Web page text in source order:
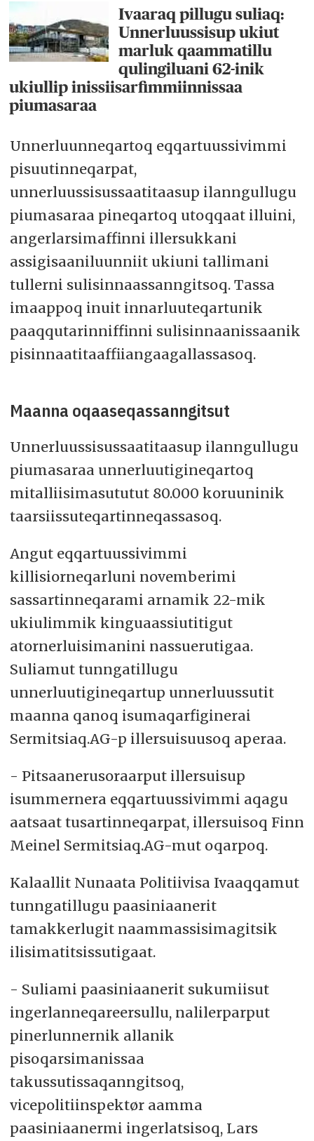
Ivaaraq pillugu suliaq:
Unnerluussisup ukiut
marluk qaammatillu
qulingiluani 62-inik
ukiullip inissiisarfimmiinnissaa
piumasaraa
Unnerluunneqartoq eqqartuussivimmi
pisuutinneqarpat,
unnerluussisussaatitaasup ilanngullugu
piumasaraa pineqartoq utoqqaat illuini,
angerlarsimaffinni illersukkani
assigisaaniluunniit ukiuni tallimani
tullerni sulisinnaassanngitsoq. Tassa
imaappoq inuit innarluuteqartunik
paaqqutarinniffinni sulisinnaanissaanik
pisinnaatitaaffiiangaagallassasoq.
Maanna oqaaseqassanngitsut
Unnerluussisussaatitaasup ilanngullugu
piumasaraa unnerluutigineqartoq
mitalliisimasututut 80.000 koruuninik
taarsiissuteqartinneqassasoq.
Angut eqqartuussivimmi
killisiorneqarluni novemberimi
sassartinneqarami arnamik 22-mik
ukiulimmik kinguaassiutitigut
atornerluisimanini nassuerutigaa.
Suliamut tunngatillugu
unnerluutigineqartup unnerluussutit
maanna qanoq isumaqarfiginerai
Sermitsiaq.AG-p illersuisuusoq aperaa.
- Pitsaanerusoraarput illersuisup
isummernera eqqartuussivimmi aqagu
aatsaat tusartinneqarpat, illersuisoq Finn
Meinel Sermitsiaq.AG-mut oqarpoq.
Kalaallit Nunaata Politiivisa Ivaaqqamut
tunngatillugu paasiniaanerit
tamakkerlugit naammassisimagitsik
ilisimatitsissutigaat.
- Suliami paasiniaanerit sukumiisut
ingerlanneqareersullu, nalilerparput
pinerlunnernik allanik
pisoqarsimanissaa
takussutissaqanngitsoq,
vicepolitiinspektør aamma
paasiniaanermi ingerlatsisoq, Lars